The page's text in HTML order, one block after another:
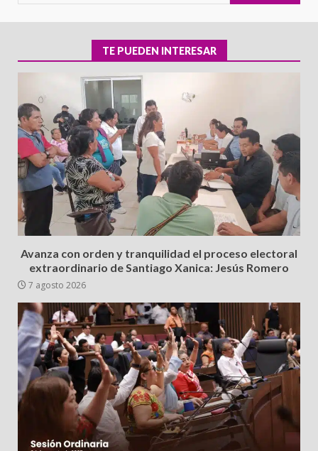
TE PUEDEN INTERESAR
Avanza con orden y tranquilidad el proceso electoral
extraordinario de Santiago Xanica: Jesús Romero
7 agosto 2026